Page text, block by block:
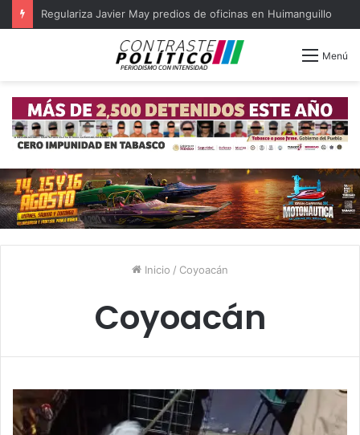
Regulariza Javier May predios de oficinas en Huimanguillo
Menú
Inicio / Coyoacán
Coyoacán